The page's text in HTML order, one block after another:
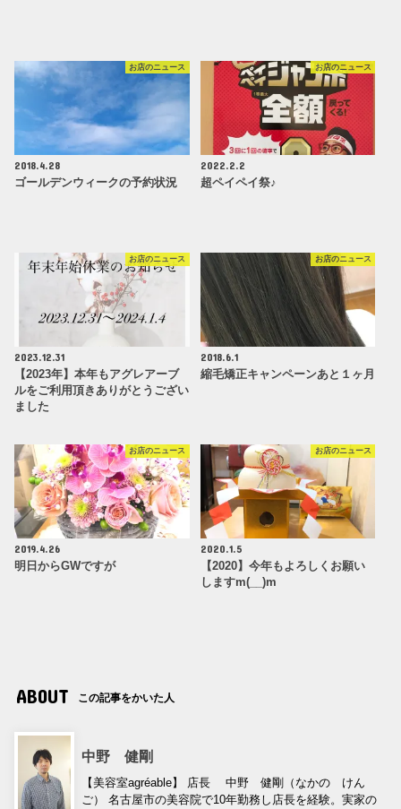
お店のニュース
2018.4.28
ゴールデンウィークの予約状況
お店のニュース
2022.2.2
超ペイペイ祭♪
お店のニュース
2023.12.31
【2023年】本年もアグレアーブ
ルをご利用頂きありがとうござい
ました
お店のニュース
2018.6.1
縮毛矯正キャンペーンあと１ヶ月
お店のニュース
2019.4.26
明日からGWですが
お店のニュース
2020.1.5
【2020】今年もよろしくお願い
しますm(__)m
ABOUT この記事をかいた人
中野 健剛
【美容室agréable】 店長 中野 健剛（なかの けん
ご） 名古屋市の美容院で10年勤務し店長を経験。実家の